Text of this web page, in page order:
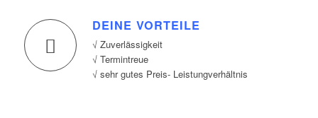
DEINE VORTEILE
√ Zuverlässigkeit
√ Termintreue
√ sehr gutes Preis- Leistungverhältnis